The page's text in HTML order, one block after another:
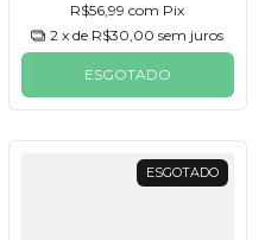
R$56,99com Pix
2 x de R$30,00 sem juros
ESGOTADO
ESGOTADO